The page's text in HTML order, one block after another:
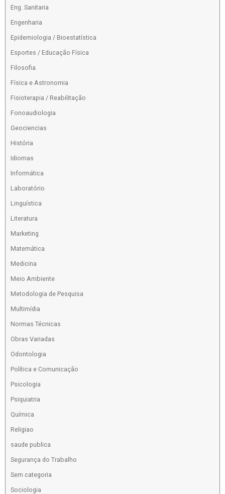
Eng. Sanitaria
Engenharia
Epidemiologia / Bioestatística
Esportes / Educação Física
Filosofia
Física e Astronomia
Fisioterapia / Reabilitação
Fonoaudiologia
Geociencias
História
Idiomas
Informática
Laboratório
Linguística
Literatura
Marketing
Matemática
Medicina
Meio Ambiente
Metodologia de Pesquisa
Multimídia
Normas Técnicas
Obras Variadas
Odontologia
Política e Comunicação
Psicologia
Psiquiatria
Química
Religiao
saude publica
Segurança do Trabalho
Sem categoria
Sociologia